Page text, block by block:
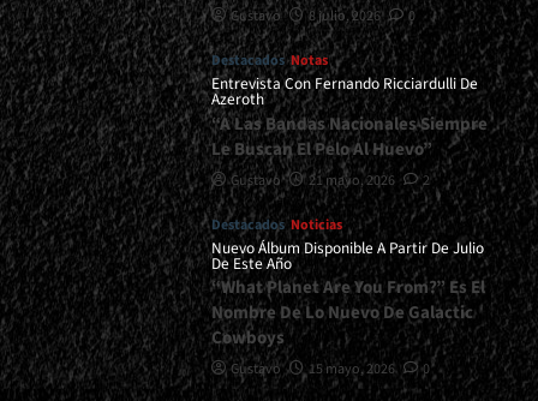
Gustavo 8 julio, 2026 0
Destacados Notas
Entrevista Con Fernando Ricciardulli De
Azeroth
“A Las Bandas Nacionales Siempre
Le Buscan El Pelo Al Huevo”
Gustavo 21 mayo, 2026 2
Destacados Noticias
Nuevo Álbum Disponible A Partir De Julio
De Este Año
“What Planet Are You From?” Es El
Nombre De Lo Nuevo De Galactic
Cowboys
Gustavo 15 mayo, 2026 0